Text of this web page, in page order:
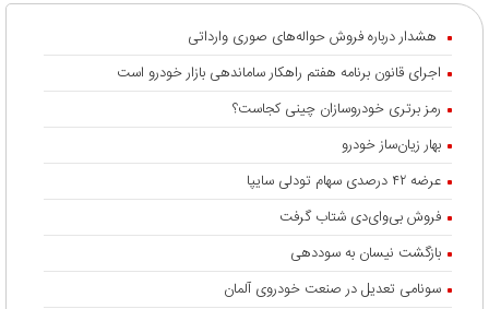
هشدار درباره فروش حواله‌های صوری وارداتی
اجرای قانون برنامه هفتم راهکار ساماندهی بازار خودرو است
رمز برتری خودروسازان چینی کجاست؟
بهار زیان‌ساز خودرو
عرضه ۴۲ درصدی سهام تودلی سایپا
فروش بی‌وای‌دی شتاب گرفت
بازگشت نیسان به سوددهی
سونامی تعدیل در صنعت خودروی آلمان